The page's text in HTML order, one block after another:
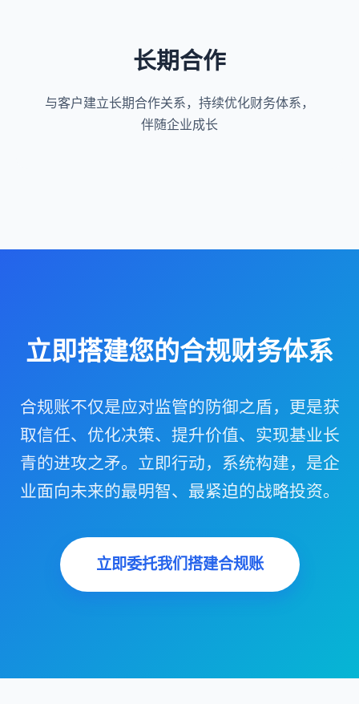
长期合作
与客户建立长期合作关系，持续优化财务体系，
伴随企业成长
立即搭建您的合规财务体系
合规账不仅是应对监管的防御之盾，更是获
取信任、优化决策、提升价值、实现基业长
青的进攻之矛。立即行动，系统构建，是企
业面向未来的最明智、最紧迫的战略投资。
立即委托我们搭建合规账